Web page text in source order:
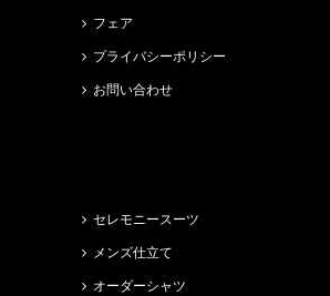
フェア
プライバシーポリシー
お問い合わせ
セレモニースーツ
メンズ仕立て
オーダーシャツ